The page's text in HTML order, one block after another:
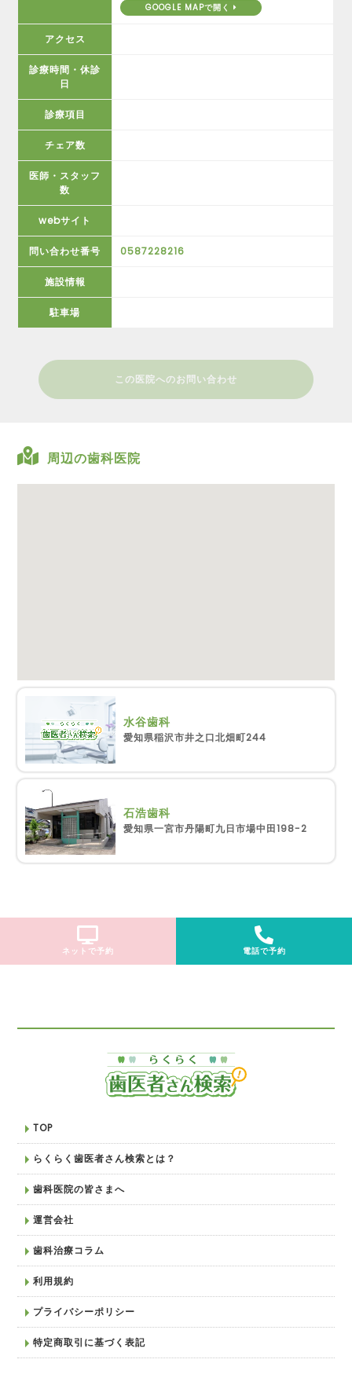
GOOGLE MAPで開く
アクセス
診療時間・休診
日
診療項目
チェア数
医師・スタッフ
数
webサイト
問い合わせ番号 0587228216
施設情報
駐車場
この医院へのお問い合わせ
周辺の歯科医院
水谷歯科
愛知県稲沢市井之口北畑町244
石浩歯科
愛知県一宮市丹陽町九日市場中田198-2
ネットで予約 電話で予約
TOP
らくらく歯医者さん検索とは？
歯科医院の皆さまへ
運営会社
歯科治療コラム
利用規約
プライバシーポリシー
特定商取引に基づく表記